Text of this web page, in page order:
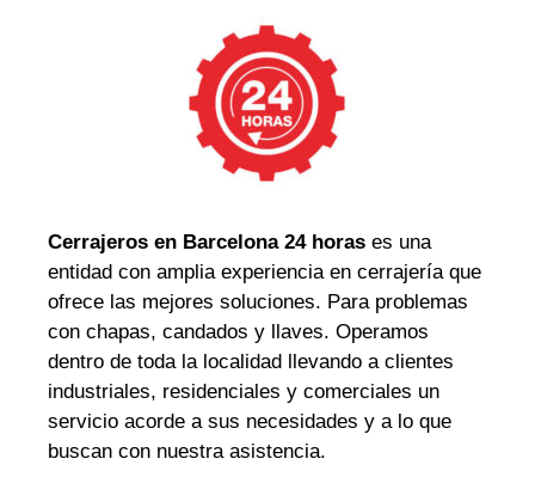
Cerrajeros en Barcelona 24 horas es una
entidad con amplia experiencia en cerrajería que
ofrece las mejores soluciones. Para problemas
con chapas, candados y llaves. Operamos
dentro de toda la localidad llevando a clientes
industriales, residenciales y comerciales un
servicio acorde a sus necesidades y a lo que
buscan con nuestra asistencia.